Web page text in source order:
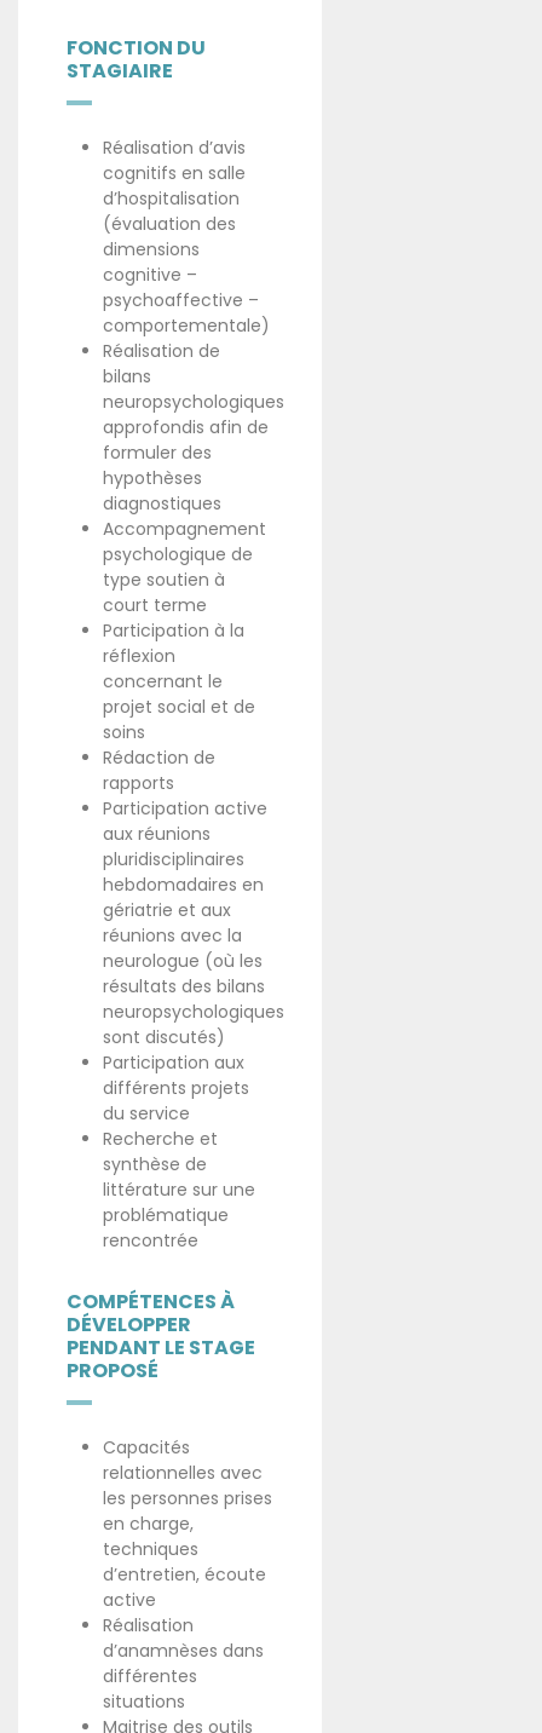
FONCTION DU
STAGIAIRE
Réalisation d’avis
cognitifs en salle
d’hospitalisation
(évaluation des
dimensions
cognitive –
psychoaffective –
comportementale)
Réalisation de
bilans
neuropsychologiques
approfondis afin de
formuler des
hypothèses
diagnostiques
Accompagnement
psychologique de
type soutien à
court terme
Participation à la
réflexion
concernant le
projet social et de
soins
Rédaction de
rapports
Participation active
aux réunions
pluridisciplinaires
hebdomadaires en
gériatrie et aux
réunions avec la
neurologue (où les
résultats des bilans
neuropsychologiques
sont discutés)
Participation aux
différents projets
du service
Recherche et
synthèse de
littérature sur une
problématique
rencontrée
COMPÉTENCES À
DÉVELOPPER
PENDANT LE STAGE
PROPOSÉ
Capacités
relationnelles avec
les personnes prises
en charge,
techniques
d’entretien, écoute
active
Réalisation
d’anamnèses dans
différentes
situations
Maitrise des outils